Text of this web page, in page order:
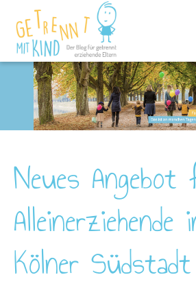
Neues
Alleinerziehende
Kölner Südstadt